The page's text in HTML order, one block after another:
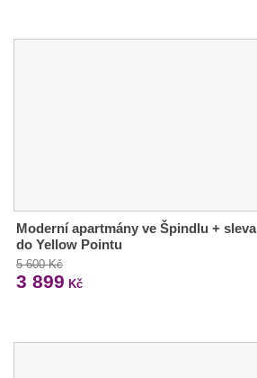
Moderní apartmány ve Špindlu + sleva
do Yellow Pointu
5 600 Kč
3 899 Kč